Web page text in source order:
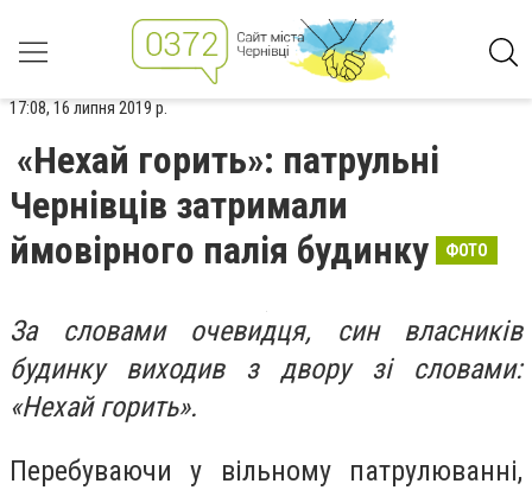
17:08, 16 липня 2019 р.
«Нехай горить»: патрульні
Чернівців затримали
ймовірного палія будинку
ФОТО
За словами очевидця, син власників
будинку виходив з двору зі словами:
«Нехай горить».
Перебуваючи у вільному патрулюванні,